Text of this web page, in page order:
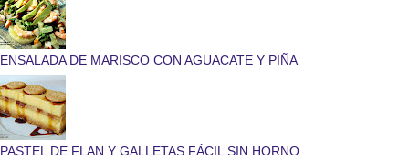
ENSALADA DE MARISCO CON AGUACATE Y PIÑA
PASTEL DE FLAN Y GALLETAS FÁCIL SIN HORNO